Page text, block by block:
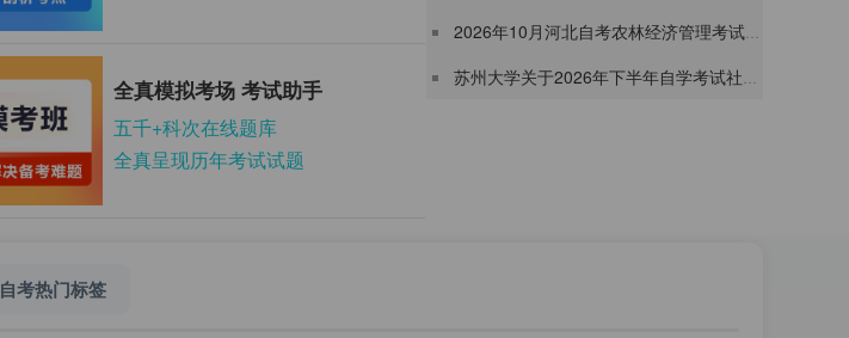
全真模拟考场 考试助手
五千+科次在线题库
全真呈现历年考试试题
2026年10月河北自考农林经济管理考试时间及考试安排表（120301本科）
苏州大学关于2026年下半年自学考试社会自考《人力资源管理》本科专业实践课程考核改期的通知
自考热门标签